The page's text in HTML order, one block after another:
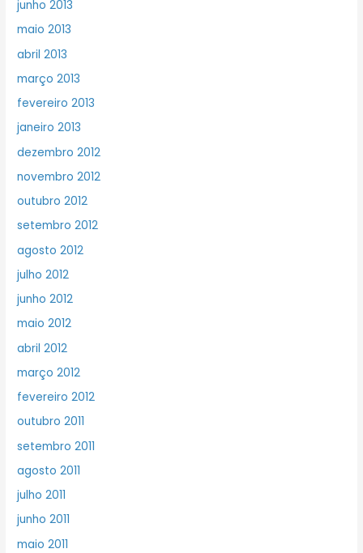
junho 2013
maio 2013
abril 2013
março 2013
fevereiro 2013
janeiro 2013
dezembro 2012
novembro 2012
outubro 2012
setembro 2012
agosto 2012
julho 2012
junho 2012
maio 2012
abril 2012
março 2012
fevereiro 2012
outubro 2011
setembro 2011
agosto 2011
julho 2011
junho 2011
maio 2011